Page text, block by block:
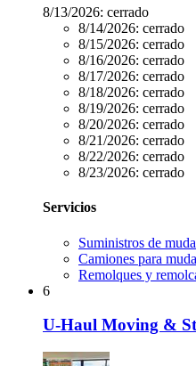
8/13/2026: cerrado
8/14/2026: cerrado
8/15/2026: cerrado
8/16/2026: cerrado
8/17/2026: cerrado
8/18/2026: cerrado
8/19/2026: cerrado
8/20/2026: cerrado
8/21/2026: cerrado
8/22/2026: cerrado
8/23/2026: cerrado
Servicios
Suministros de
Camiones para
Remolques y
6
U-Haul Moving &